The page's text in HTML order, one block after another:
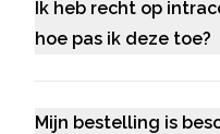
Ik heb recht op
hoe pas ik deze toe?
Mijn bestelling is